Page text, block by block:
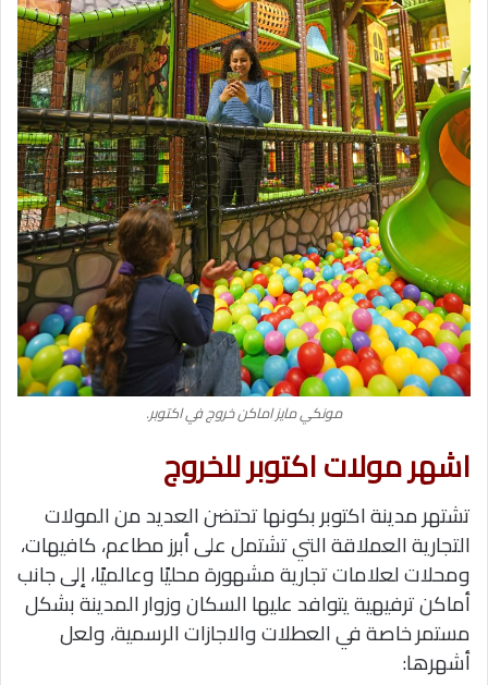
مونكي مايز اماكن خروج في اكتوبر.
اشهر مولات اكتوبر للخروج
تشتهر مدينة اكتوبر بكونها تحتضن العديد من المولات
التجارية العملاقة التي تشتمل على أبرز مطاعم، كافيهات،
ومحلات لعلامات تجارية مشهورة محليًا وعالميًا، إلى جانب
أماكن ترفيهية يتوافد عليها السكان وزوار المدينة بشكل
مستمر خاصة في العطلات والاجازات الرسمية، ولعل
أشهرها: